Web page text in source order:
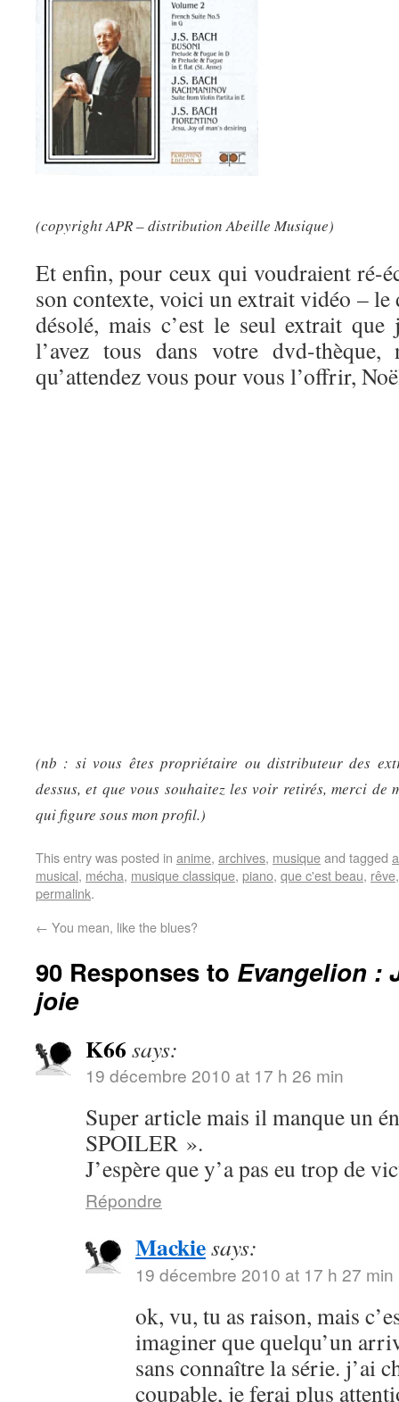
(copyright APR – distribution Abeille Musique)
Et enfin, pour ceux qui voudraient ré-
son contexte, voici un extrait vidéo – le
désolé, mais c’est le seul extrait
l’avez tous dans votre dvd-thèque,
qu’attendez vous pour vous l’offrir,
(nb : si vous êtes propriétaire ou distributeur des
dessus, et que vous souhaitez les voir retirés, merci de
qui figure sous mon profil.)
This entry was posted in anime, archives, musiqueand tagged
musical, mécha, musique classique, piano, que c'est beau, rêve
permalink.
← You mean, like the blues?
90 Responses to Evangelion :
joie
K66 says:
19 décembre 2010 at 17 h 26 min
Super article mais il manque un
SPOILER ».
J’espère que y’a pas eu trop de
Répondre
Mackiesays:
19 décembre 2010 at 17 h 27 min
ok, vu, tu as raison, mais
imaginer que quelqu’un
sans connaître la série. j’ai
coupable, je ferai plus